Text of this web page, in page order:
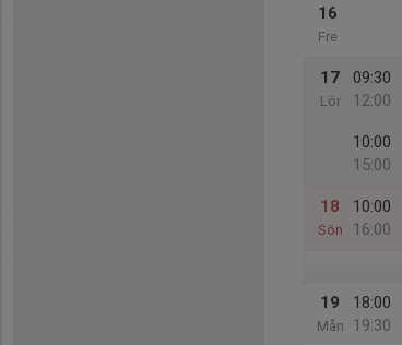
16
Fre
17
Lör
09:30
12:00
10:00
15:00
18
Sön
10:00
16:00
19
Mån
18:00
19:30